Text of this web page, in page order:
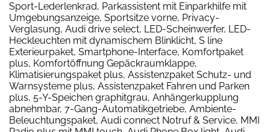
Sport-Lederlenkrad, Parkassistent mit Einparkhilfe mit
Umgebungsanzeige, Sportsitze vorne, Privacy-
Verglasung, Audi drive select, LED-Scheinwerfer, LED-
Heckleuchten mit dynamischem Blinklicht, S line
Exterieurpaket, Smartphone-Interface, Komfortpaket
plus, Komfortöffnung Gepäckraumklappe,
Klimatisierungspaket plus, Assistenzpaket Schutz- und
Warnsysteme plus, Assistenzpaket Fahren und Parken
plus, 5-Y-Speichen graphitgrau, Anhängerkupplung
abnehmbar, 7-Gang-Automatikgetriebe, Ambiente-
Beleuchtungspaket, Audi connect Notruf & Service, MMI